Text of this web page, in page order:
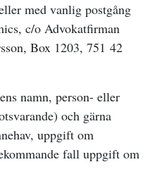
med vanlig postgång
c/o Advokatfirman
Box 1203, 751 42
namn, person- eller
och gärna
uppgift om
fall uppgift om